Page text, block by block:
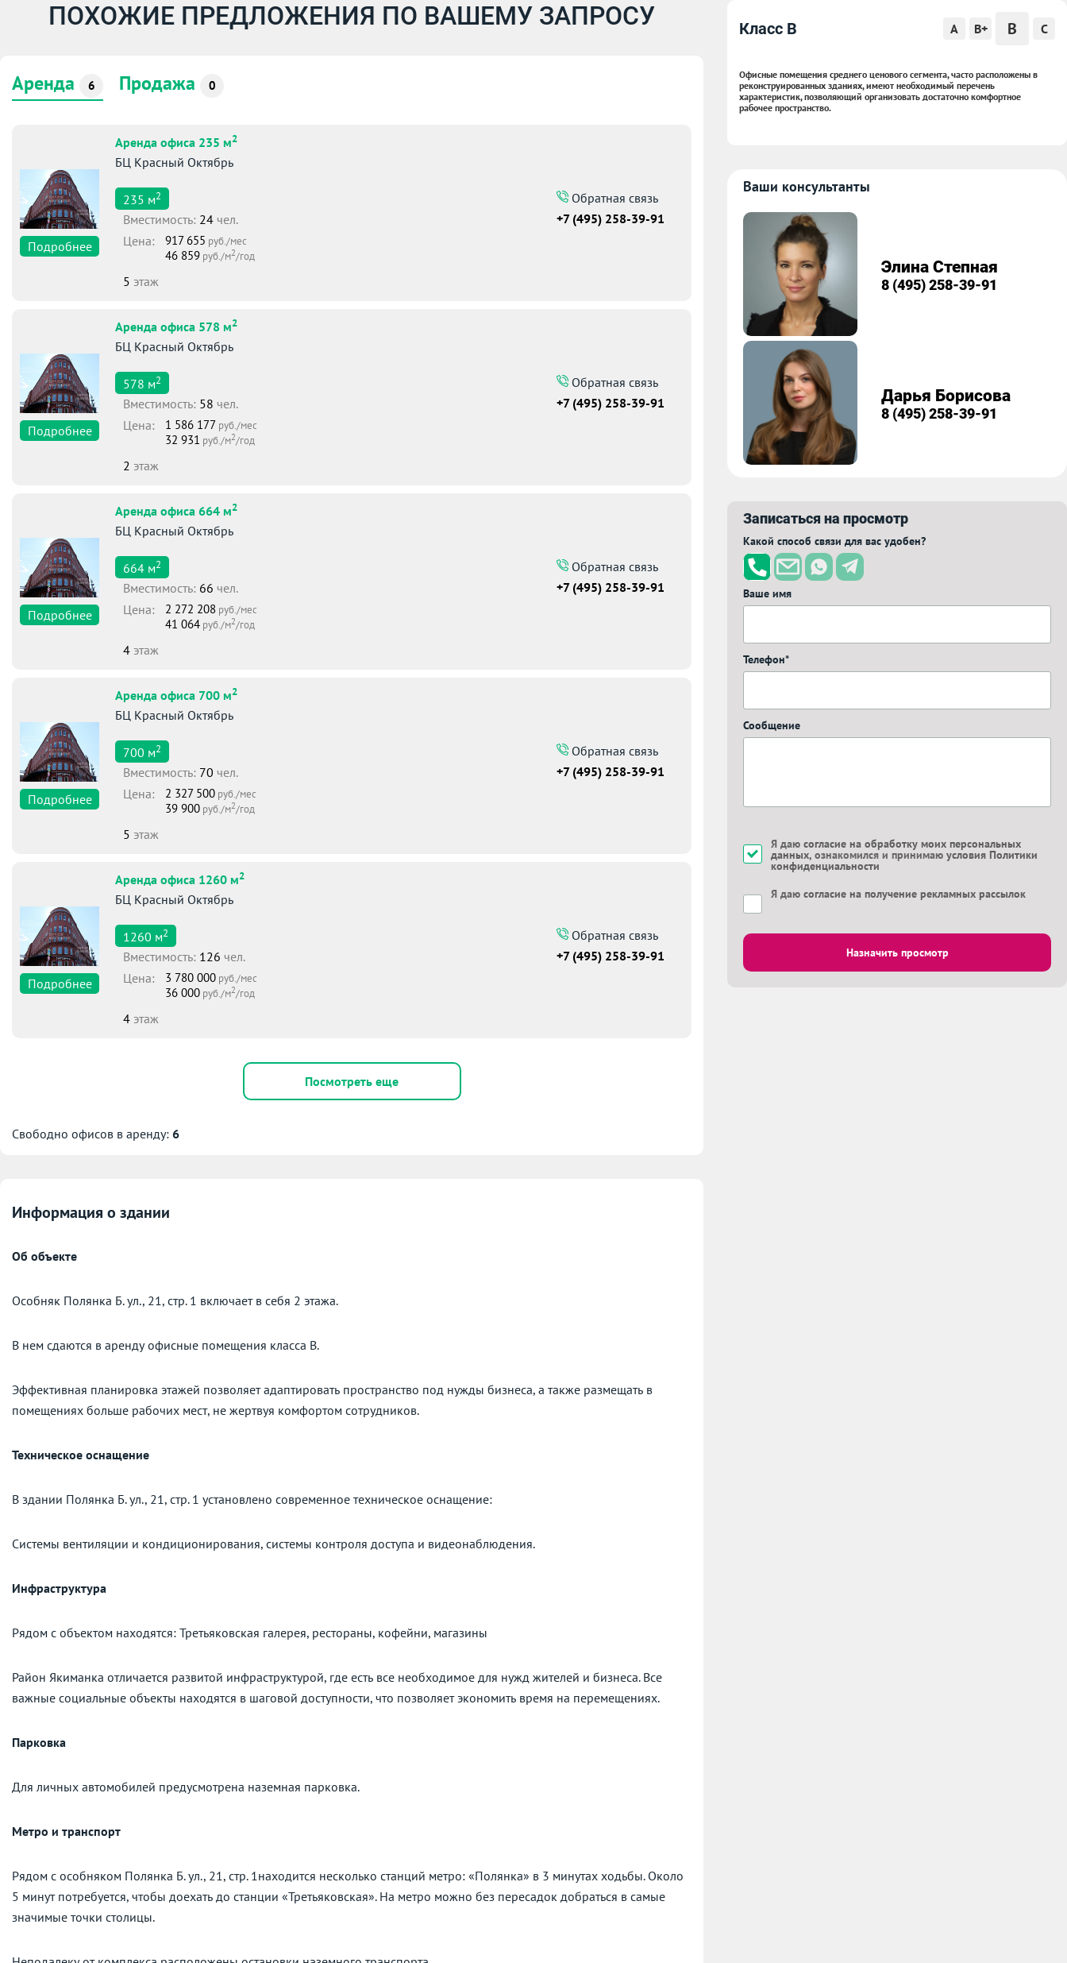
ПОХОЖИЕ ПРЕДЛОЖЕНИЯ ПО ВАШЕМУ ЗАПРОСУ
Аренда 6 Продажа 0
Подробнее
Аренда офиса 235 м2
БЦ Красный Октябрь
235 м2
Вместимоcть: 24 чел.
Цена:
917 655 руб./мес
46 859 руб./м2/год
5 этаж
Обратная связь
+7 (495) 258-39-91
Подробнее
Аренда офиса 578 м2
БЦ Красный Октябрь
578 м2
Вместимоcть: 58 чел.
Цена:
1 586 177 руб./мес
32 931 руб./м2/год
2 этаж
Обратная связь
+7 (495) 258-39-91
Подробнее
Аренда офиса 664 м2
БЦ Красный Октябрь
664 м2
Вместимоcть: 66 чел.
Цена:
2 272 208 руб./мес
41 064 руб./м2/год
4 этаж
Обратная связь
+7 (495) 258-39-91
Подробнее
Аренда офиса 700 м2
БЦ Красный Октябрь
700 м2
Вместимоcть: 70 чел.
Цена:
2 327 500 руб./мес
39 900 руб./м2/год
5 этаж
Обратная связь
+7 (495) 258-39-91
Подробнее
Аренда офиса 1260 м2
БЦ Красный Октябрь
1260 м2
Вместимоcть: 126 чел.
Цена:
3 780 000 руб./мес
36 000 руб./м2/год
4 этаж
Обратная связь
+7 (495) 258-39-91
Посмотреть еще
Свободно офисов в аренду: 6
Информация о здании
Об объекте
Особняк Полянка Б. ул., 21, стр. 1 включает в себя 2 этажа.
В нем сдаются в аренду офисные помещения класса B.
Эффективная планировка этажей позволяет адаптировать пространство под нужды бизнеса, а также размещать в
помещениях больше рабочих мест, не жертвуя комфортом сотрудников.
Техническое оснащение
В здании Полянка Б. ул., 21, стр. 1 установлено современное техническое оснащение:
Системы вентиляции и кондиционирования, системы контроля доступа и видеонаблюдения.
Инфраструктура
Рядом с объектом находятся: Третьяковская галерея, рестораны, кофейни, магазины
Район Якиманка отличается развитой инфраструктурой, где есть все необходимое для нужд жителей и бизнеса. Все
важные социальные объекты находятся в шаговой доступности, что позволяет экономить время на перемещениях.
Парковка
Для личных автомобилей предусмотрена наземная парковка.
Метро и транспорт
Рядом с особняком Полянка Б. ул., 21, стр. 1находится несколько станций метро: «Полянка» в 3 минутах ходьбы. Около
5 минут потребуется, чтобы доехать до станции «Третьяковская». На метро можно без пересадок добраться в самые
значимые точки столицы.
Класс B A B+ B C
Офисные помещения среднего ценового сегмента, часто расположены в
реконструированных зданиях, имеют необходимый перечень
характеристик, позволяющий организовать достаточно комфортное
рабочее пространство.
Ваши консультанты
Элина Степная
8 (495) 258-39-91
Дарья Борисова
8 (495) 258-39-91
Записаться на просмотр
Какой способ связи для вас удобен?
Ваше имя
Телефон*
Сообщение
Я даю согласие на обработку моих персональных
данных, ознакомился и принимаю условия Политики
конфиденциальности
Я даю согласие на получение рекламных рассылок
Назначить просмотр